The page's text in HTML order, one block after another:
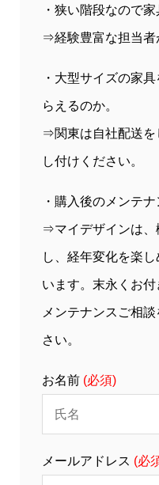
・狭い階段なので
⇒経験豊富な担当者
・大型サイズの家
らえるのか。
⇒関東は自社配送を
し付けください。
・購入後のメンテナ
⇒マイデザインは、
し、経年変化を楽
います。末永くお付
メンテナンスご相
さい。
お名前 (必須)
メールアドレス (必